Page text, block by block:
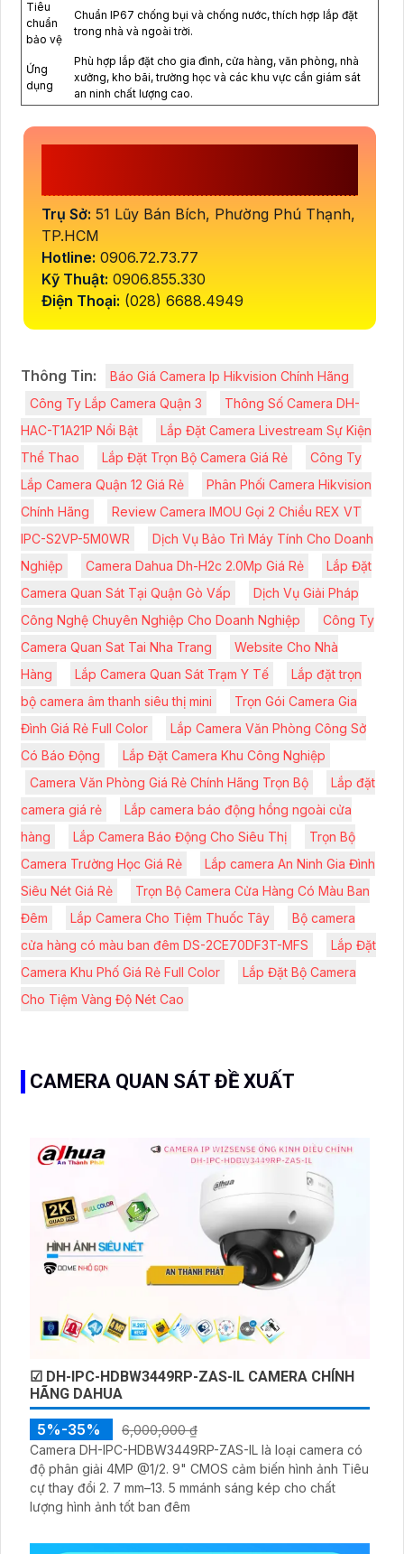
Tiêu
chuẩn
bảo vệ
Chuẩn IP67 chống bụi và chống nước, thích hợp lắp đặt
trong nhà và ngoài trời.
Ứng
dụng
Phù hợp lắp đặt cho gia đình, cửa hàng, văn phòng, nhà
xưởng, kho bãi, trường học và các khu vực cần giám sát
an ninh chất lượng cao.
Trụ Sở: 51 Lũy Bán Bích, Phường Phú Thạnh,
TP.HCM
Hotline: 0906.72.73.77
Kỹ Thuật: 0906.855.330
Điện Thoại: (028) 6688.4949
Thông Tin:
Báo Giá Camera Ip Hikvision Chính Hãng
Công Ty Lắp Camera Quận 3
Thông Số Camera DH-
HAC-T1A21P Nổi Bật
Lắp Đặt Camera Livestream Sự Kiện
Thể Thao
Lắp Đặt Trọn Bộ Camera Giá Rẻ
Công Ty
Lắp Camera Quận 12 Giá Rẻ
Phân Phối Camera Hikvision
Chính Hãng
Review Camera IMOU Gọi 2 Chiều REX VT
IPC-S2VP-5M0WR
Dịch Vụ Bảo Trì Máy Tính Cho Doanh
Nghiệp
Camera Dahua Dh-H2c 2.0Mp Giá Rẻ
Lắp Đặt
Camera Quan Sát Tại Quận Gò Vấp
Dịch Vụ Giải Pháp
Công Nghệ Chuyên Nghiệp Cho Doanh Nghiệp
Công Ty
Camera Quan Sat Tai Nha Trang
Website Cho Nhà
Hàng
Lắp Camera Quan Sát Trạm Y Tế
Lắp đặt trọn
bộ camera âm thanh siêu thị mini
Trọn Gói Camera Gia
Đình Giá Rẻ Full Color
Lắp Camera Văn Phòng Công Sở
Có Báo Động
Lắp Đặt Camera Khu Công Nghiệp
Camera Văn Phòng Giá Rẻ Chính Hãng Trọn Bộ
Lắp đặt
camera giá rẻ
Lắp camera báo động hồng ngoài cửa
hàng
Lắp Camera Báo Động Cho Siêu Thị
Trọn Bộ
Camera Trường Học Giá Rẻ
Lắp camera An Ninh Gia Đình
Siêu Nét Giá Rẻ
Trọn Bộ Camera Cửa Hàng Có Màu Ban
Đêm
Lắp Camera Cho Tiệm Thuốc Tây
Bộ camera
cửa hàng có màu ban đêm DS-2CE70DF3T-MFS
Lắp Đặt
Camera Khu Phố Giá Rẻ Full Color
Lắp Đặt Bộ Camera
Cho Tiệm Vàng Độ Nét Cao
CAMERA QUAN SÁT ĐỀ XUẤT
☑ DH-IPC-HDBW3449RP-ZAS-IL CAMERA CHÍNH
HÃNG DAHUA
5%-35%
6,000,000 ₫
Camera DH-IPC-HDBW3449RP-ZAS-IL là loại camera có
độ phân giải 4MP @1/2. 9" CMOS cảm biến hình ảnh Tiêu
cự thay đổi 2. 7 mm–13. 5 mmánh sáng kép cho chất
lượng hình ảnh tốt ban đêm